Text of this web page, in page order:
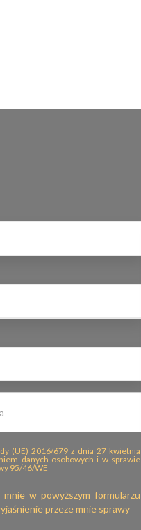
(UE) 2016/679 z dnia 27 kwietnia
danych osobowych i w sprawie
95/46/WE
w powyższym formularzu
przeze mnie sprawy